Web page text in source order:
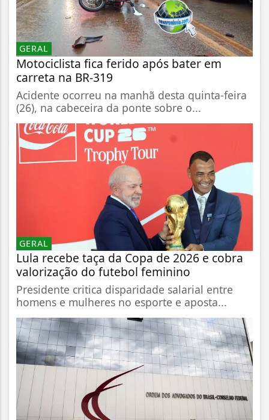
GERAL
Motociclista fica ferido após bater em
carreta na BR-319
Acidente ocorreu na manhã desta quinta-feira
(26), na cabeceira da ponte sobre o...
GERAL
Lula recebe taça da Copa de 2026 e cobra
valorização do futebol feminino
Presidente critica disparidade salarial entre
homens e mulheres no esporte e aposta...